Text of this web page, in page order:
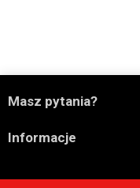
Masz pytania?
Informacje